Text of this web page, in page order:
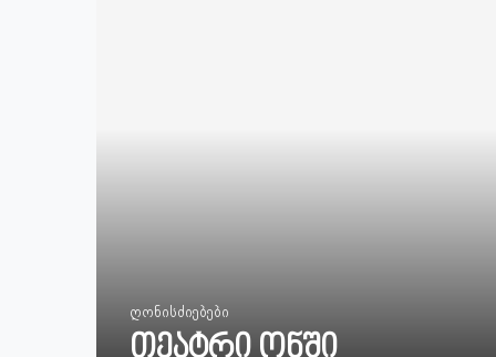
ღონისძიებები
თეატრი ონში